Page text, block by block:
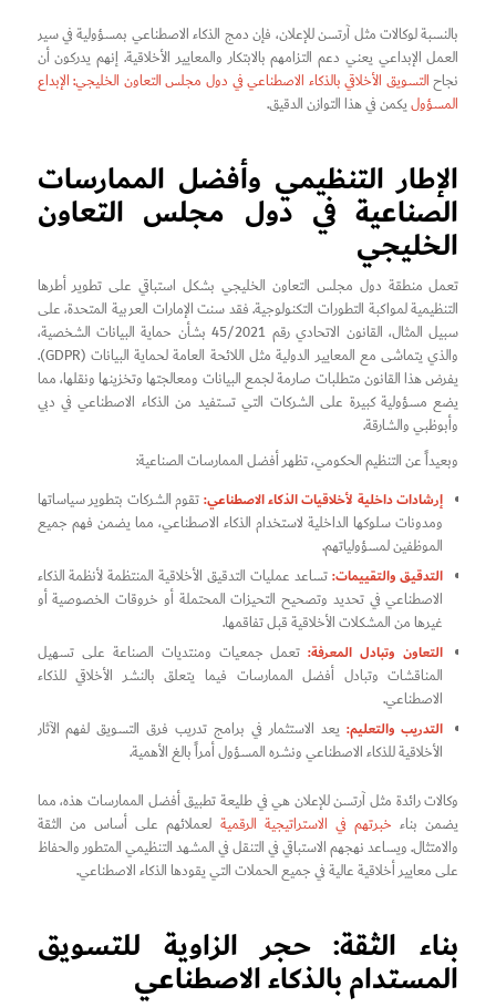
بالنسبة لوكالات مثل آرتسن للإعلان، فإن دمج الذكاء الاصطناعي بمسؤولية في سير
العمل الإبداعي يعني دعم التزامهم بالابتكار والمعايير الأخلاقية. إنهم يدركون أن
نجاحالتسويق الأخلاقي بالذكاء الاصطناعي في دول مجلس التعاون الخليجي: الإبداع
المسؤوليكمن في هذا التوازن الدقيق.
الإطار التنظيمي وأفضل الممارسات
الصناعية في دول مجلس التعاون
الخليجي
تعمل منطقة دول مجلس التعاون الخليجي بشكل استباقي على تطوير أطرها
التنظيمية لمواكبة التطورات التكنولوجية. فقد سنت الإمارات العربية المتحدة، على
سبيل المثال، القانون الاتحادي رقم 45/2021 بشأن حماية البيانات الشخصية،
والذي يتماشى مع المعايير الدولية مثل اللائحة العامة لحماية البيانات (GDPR).
يفرض هذا القانون متطلبات صارمة لجمع البيانات ومعالجتها وتخزينها ونقلها، مما
يضع مسؤولية كبيرة على الشركات التي تستفيد من الذكاء الاصطناعي في دبي
وأبوظبي والشارقة.
وبعيداً عن التنظيم الحكومي، تظهر أفضل الممارسات الصناعية:
إرشادات داخلية لأخلاقيات الذكاء الاصطناعي:تقوم الشركات بتطوير سياساتها
ومدونات سلوكها الداخلية لاستخدام الذكاء الاصطناعي، مما يضمن فهم جميع
الموظفين لمسؤولياتهم.
التدقيق والتقييمات:تساعد عمليات التدقيق الأخلاقية المنتظمة لأنظمة الذكاء
الاصطناعي في تحديد وتصحيح التحيزات المحتملة أو خروقات الخصوصية أو
غيرها من المشكلات الأخلاقية قبل تفاقمها.
التعاون وتبادل المعرفة:تعمل جمعيات ومنتديات الصناعة على تسهيل
المناقشات وتبادل أفضل الممارسات فيما يتعلق بالنشر الأخلاقي للذكاء
الاصطناعي.
التدريب والتعليم: يعد الاستثمار في برامج تدريب فرق التسويق لفهم الآثار
الأخلاقية للذكاء الاصطناعي ونشره المسؤول أمراً بالغ الأهمية.
وكالات رائدة مثل آرتسن للإعلان هي في طليعة تطبيق أفضل الممارسات هذه، مما
يضمن بناء خبرتهم في الاستراتيجية الرقمية لعملائهم على أساس من الثقة
والامتثال. ويساعد نهجهم الاستباقي في التنقل في المشهد التنظيمي المتطور والحفاظ
على معايير أخلاقية عالية في جميع الحملات التي يقودها الذكاء الاصطناعي.
بناء الثقة: حجر الزاوية للتسويق
المستدام بالذكاء الاصطناعي